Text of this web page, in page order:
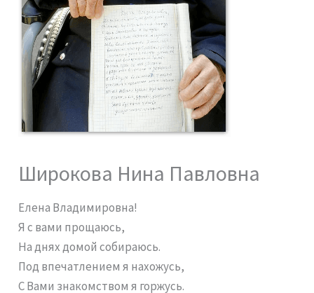
Широкова Нина Павловна
Елена Владимировна!
Я с вами прощаюсь,
На днях домой собираюсь.
Под впечатлением я нахожусь,
С Вами знакомством я горжусь.